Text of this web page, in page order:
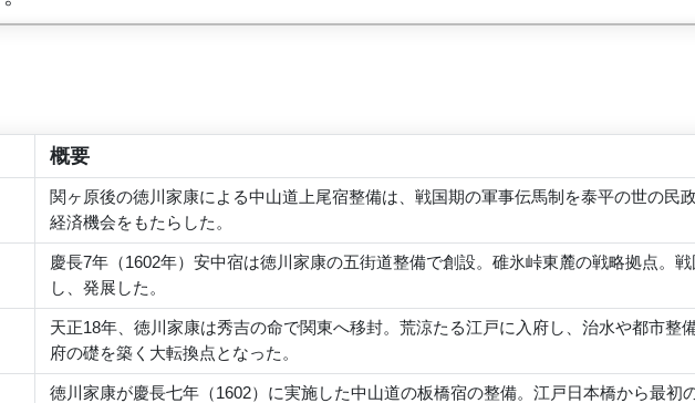
概要
関ヶ原後の徳川家康による中山道上尾宿整備は、戦国期の軍事伝馬制を泰平の世の民
経済機会をもたらした。
慶長7年（1602年）安中宿は徳川家康の五街道整備で創設。碓氷峠東麓の戦略拠点。
し、発展した。
天正18年、徳川家康は秀吉の命で関東へ移封。荒涼たる江戸に入府し、治水や都市
府の礎を築く大転換点となった。
徳川家康が慶長七年（1602）に実施した中山道の板橋宿の整備。江戸日本橋から最